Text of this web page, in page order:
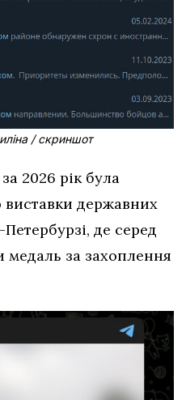
/ скриншот
2026 рік була
виставки державних
де серед
медаль за захоплення